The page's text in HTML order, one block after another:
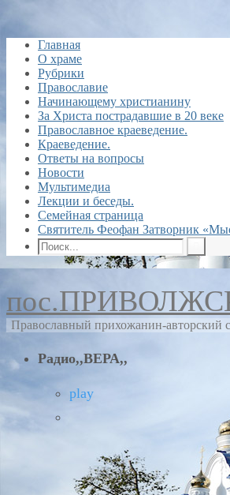
Главная
О храме
Рубрики
Православие
Начинающему христианину
За Христа пострадавшие в 20 веке
Православное краеведение.
Краеведение.
Ответы на вопросы
Новости
Мультимедиа
Лекции и беседы.
Семейная страница
Святитель Феофан Затворник
Православный прихожанин-авторский
Радио,,ВЕРА,,
play